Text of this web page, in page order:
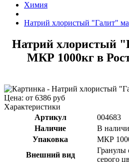
Химия
Натрий хлористый "Галит"
Натрий хлористый
МКР 1000кг в
Цена: от 6386 руб
Характеристики
Артикул
004683
Наличие
В
Упаковка
МКР
Внешний вид
Гранулы
серого